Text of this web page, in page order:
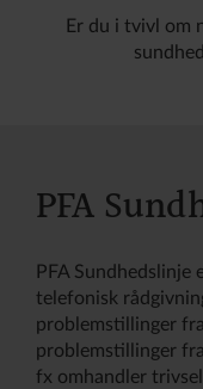
Er du i tvivl om
PFA
PFA
telefonisk
problemstillinger
problemstillinger
fx omhandler